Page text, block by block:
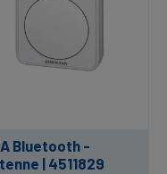
Bluetooth -
| 4511829